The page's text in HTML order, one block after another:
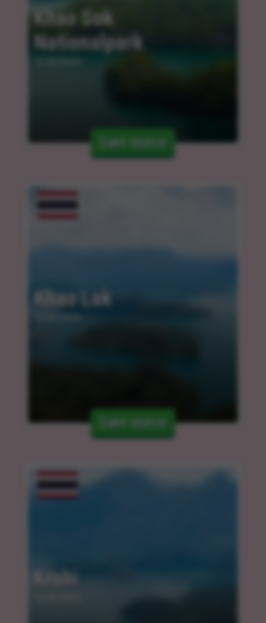
Khao Sok
Nationalpark
Læs mere
Khao Lak
Læs mere
Krabi